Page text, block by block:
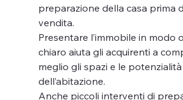
preparazione della casa prima
vendita.
Presentare l’immobile in modo
chiaro aiuta gli acquirenti a
meglio gli spazi e le potenzialità
dell’abitazione.
Anche piccoli interventi di